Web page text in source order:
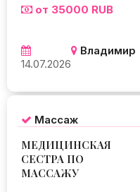
от 35000 RUB
14.07.2026
Владимир
Массаж
МЕДИЦИНСКАЯ
СЕСТРА ПО
МАССАЖУ